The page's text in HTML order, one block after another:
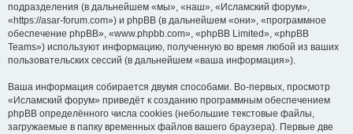
подразделения (в дальнейшем «мы», «наш», «Исламский форум»,
«https://asar-forum.com») и phpBB (в дальнейшем «они», «программное
обеспечение phpBB», «www.phpbb.com», «phpBB Limited», «phpBB
Teams») используют информацию, полученную во время любой из ваших
пользовательских сессий (в дальнейшем «ваша информация»).
Ваша информация собирается двумя способами. Во-первых, просмотр
«Исламский форум» приведёт к созданию программным обеспечением
phpBB определённого числа cookies (небольшие текстовые файлы,
загружаемые в папку временных файлов вашего браузера). Первые две